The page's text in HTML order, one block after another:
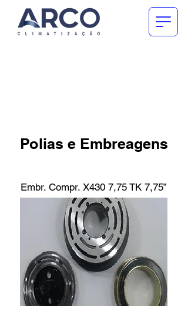
Polias e Embreagens
Embr. Compr. X430 7,75 TK 7,75”